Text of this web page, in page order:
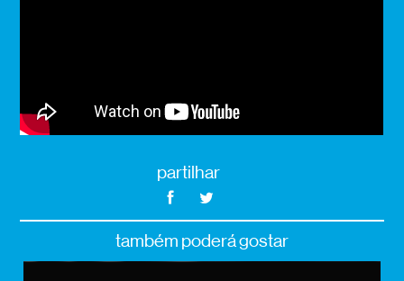
partilhar
também poderá gostar